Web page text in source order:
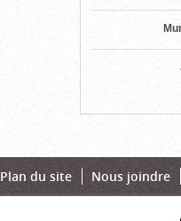
Plan du site Nous joindre